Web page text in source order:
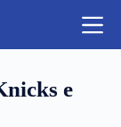
e